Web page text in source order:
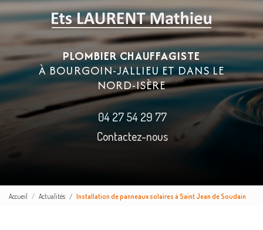
PLOMBIER CHAUFFAGISTE
À BOURGOIN-JALLIEU ET DANS LE
NORD-ISÈRE
04 27 54 29 77
Contactez-nous
Accueil Actualités Installation de panneaux solaires à Saint Jean de Soudain